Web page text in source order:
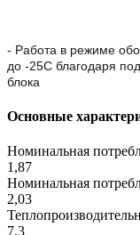
- Работа в режиме
до -25С благодаря
блока
Основные
Номинальная
1,87
Номинальная
2,03
7,3